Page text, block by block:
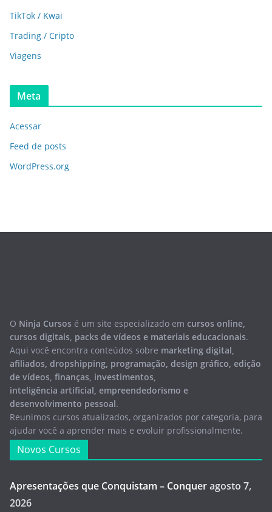
TikTok / Kwai
Trading / Cripto
Viagens
Meta
Acessar
Feed de posts
WordPress.org
O Ninja Cursos é um site especializado em cursos online,
cursos digitais, packs de vídeos e materiais educacionais.
Aqui você encontra conteúdos sobre marketing digital,
afiliados, dropshipping, programação, design gráfico, edição
de vídeos, finanças, investimentos,
inteligência artificial, empreendedorismo e
desenvolvimento pessoal.
Reunimos cursos atualizados, organizados por categoria, para
ajudar você a aprender mais e evoluir profissionalmente.
Novos Cursos
Apresentações que Conquistam – Conqueragosto 7,
2026